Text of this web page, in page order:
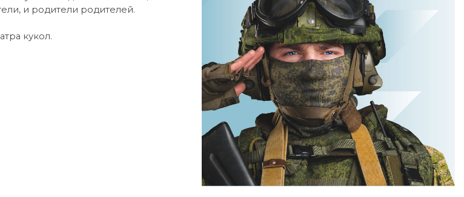
и родители родителей.
кукол.